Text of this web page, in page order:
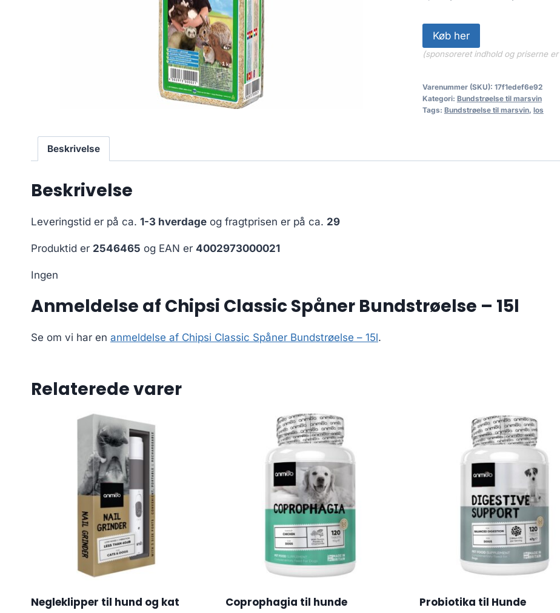
Køb her
(sponsoreret indhold og priserne
Varenummer (SKU): 17f1edef6e92
Kategori: Bundstrøelse til marsvin
Tags: Bundstrøelse til marsvin, los
Beskrivelse
Beskrivelse
Leveringstid er på ca. 1-3 hverdage og fragtprisen er på ca. 29
Produktid er 2546465 og EAN er 4002973000021
Ingen
Anmeldelse af Chipsi Classic Spåner Bundstrøelse – 15l
Se om vi har en anmeldelse af Chipsi Classic Spåner Bundstrøelse – 15l.
Relaterede varer
Negleklipper til hund og kat Coprophagia til hunde Probiotika til Hunde